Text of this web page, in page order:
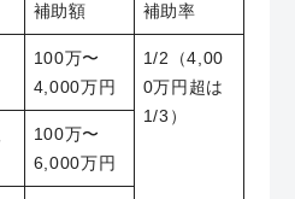
補助額 補助率
100万〜
4,000万円
1/2（4,00
0万円超は
1/3）
100万〜
6,000万円